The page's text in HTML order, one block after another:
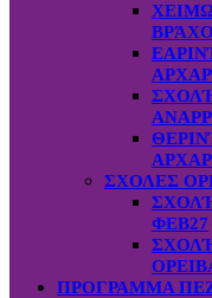
ΣΧΟΛΕΣ
ΦΕΒ27
ΠΡΟΓΡΑΜΜΑ